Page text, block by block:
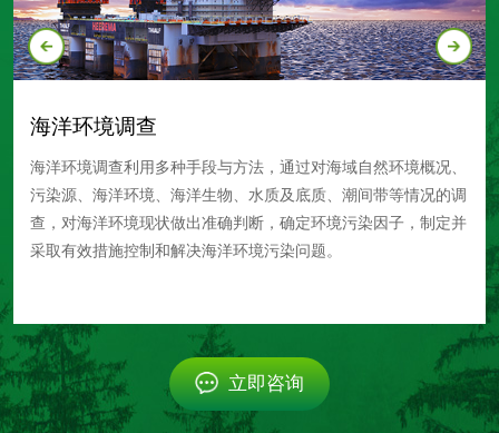
海洋环境调查
海洋环境调查利用多种手段与方法，通过对海域自然环境概况、
污染源、海洋环境、海洋生物、水质及底质、潮间带等情况的调
查，对海洋环境现状做出准确判断，确定环境污染因子，制定并
采取有效措施控制和解决海洋环境污染问题。
立即咨询